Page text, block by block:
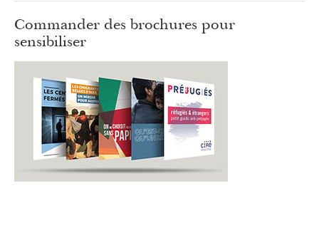
Commander des brochures pour
sensibiliser